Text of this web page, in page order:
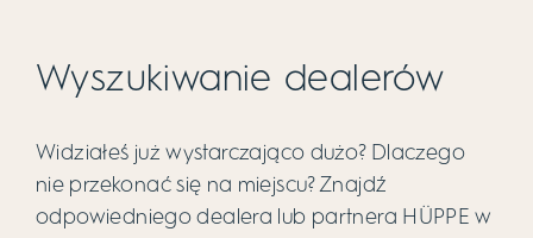
Wyszukiwanie dealerów
Widziałeś już wystarczająco dużo? Dlaczego
nie przekonać się na miejscu? Znajdź
odpowiedniego dealera lub partnera HÜPPE w